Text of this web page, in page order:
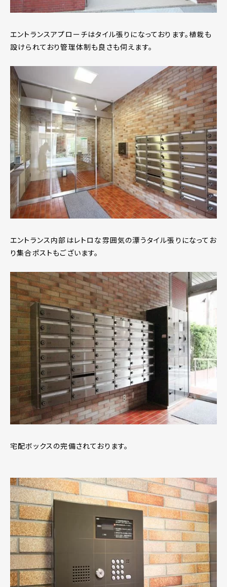
エントランスアプローチはタイル張りになっております。植栽も
設けられており管理体制も良さも伺えます。
エントランス内部はレトロな雰囲気の漂うタイル張りになってお
り集合ポストもございます。
宅配ボックスの完備されております。